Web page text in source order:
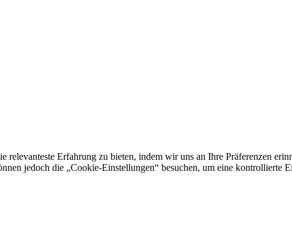
relevanteste Erfahrung zu bieten, indem wir uns an Ihre Präferenzen
jedoch die „Cookie-Einstellungen“ besuchen, um eine kontrollierte